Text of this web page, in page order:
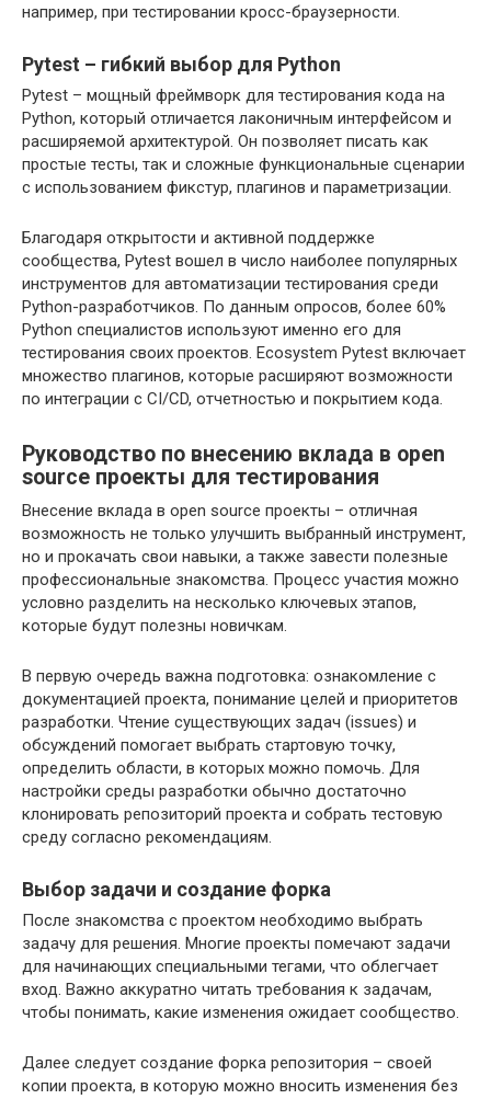
например, при тестировании кросс-браузерности.
Pytest – гибкий выбор для Python
Pytest – мощный фреймворк для тестирования кода на
Python, который отличается лаконичным интерфейсом и
расширяемой архитектурой. Он позволяет писать как
простые тесты, так и сложные функциональные сценарии
с использованием фикстур, плагинов и параметризации.
Благодаря открытости и активной поддержке
сообщества, Pytest вошел в число наиболее популярных
инструментов для автоматизации тестирования среди
Python-разработчиков. По данным опросов, более 60%
Python специалистов используют именно его для
тестирования своих проектов. Ecosystem Pytest включает
множество плагинов, которые расширяют возможности
по интеграции с CI/CD, отчетностью и покрытием кода.
Руководство по внесению вклада в open
source проекты для тестирования
Внесение вклада в open source проекты – отличная
возможность не только улучшить выбранный инструмент,
но и прокачать свои навыки, а также завести полезные
профессиональные знакомства. Процесс участия можно
условно разделить на несколько ключевых этапов,
которые будут полезны новичкам.
В первую очередь важна подготовка: ознакомление с
документацией проекта, понимание целей и приоритетов
разработки. Чтение существующих задач (issues) и
обсуждений помогает выбрать стартовую точку,
определить области, в которых можно помочь. Для
настройки среды разработки обычно достаточно
клонировать репозиторий проекта и собрать тестовую
среду согласно рекомендациям.
Выбор задачи и создание форка
После знакомства с проектом необходимо выбрать
задачу для решения. Многие проекты помечают задачи
для начинающих специальными тегами, что облегчает
вход. Важно аккуратно читать требования к задачам,
чтобы понимать, какие изменения ожидает сообщество.
Далее следует создание форка репозитория – своей
копии проекта, в которую можно вносить изменения без